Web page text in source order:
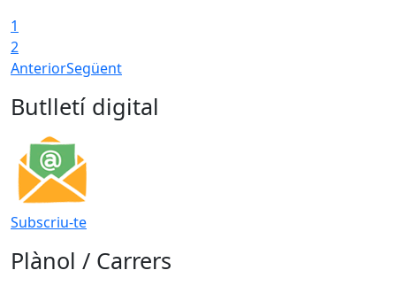
1
2
AnteriorSegüent
Butlletí digital
Subscriu-te
Plànol / Carrers